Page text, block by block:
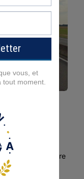
et savoir
On la considère